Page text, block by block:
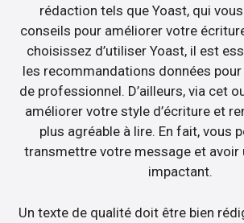
rédaction tels que Yoast, qui
conseils pour améliorer votre
choisissez d’utiliser Yoast, il est
les recommandations données
de professionnel. D’ailleurs, via cet
améliorer votre style d’écriture et
plus agréable à lire. En fait, vous
transmettre votre message et avoir
impactant.
Un texte de qualité doit être bien